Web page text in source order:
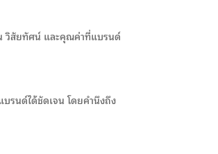
น วิสัยทัศน์ และคุณค่าที่แบรนด์
รนด์ได้ชัดเจน โดยคำนึงถึง